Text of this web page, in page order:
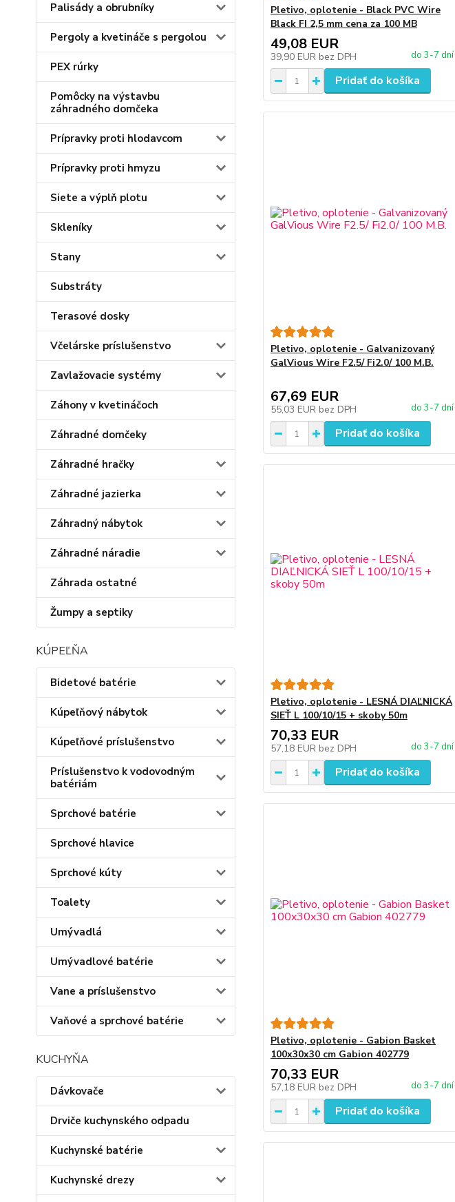
Palisády a obrubníky
Pergoly a kvetináče s pergolou
PEX rúrky
Pomôcky na výstavbu
záhradného domčeka
Prípravky proti hlodavcom
Prípravky proti hmyzu
Siete a výplň plotu
Skleníky
Stany
Substráty
Terasové dosky
Včelárske príslušenstvo
Zavlažovacie systémy
Záhony v kvetináčoch
Záhradné domčeky
Záhradné hračky
Záhradné jazierka
Záhradný nábytok
Záhradné náradie
Záhrada ostatné
Žumpy a septiky
KÚPEĽŇA
Bidetové batérie
Kúpeľňový nábytok
Kúpeľňové príslušenstvo
Príslušenstvo k vodovodným
batériám
Sprchové batérie
Sprchové hlavice
Sprchové kúty
Toalety
Umývadlá
Umývadlové batérie
Vane a príslušenstvo
Vaňové a sprchové batérie
KUCHYŇA
Dávkovače
Drviče kuchynského odpadu
Kuchynské batérie
Kuchynské drezy
Pletivo, oplotenie - Black PVC Wire
Black FI 2,5 mm cena za 100 MB
49,08 EUR
39,90 EUR bez DPH do 3-7 dní
Pridať do košíka
Pletivo, oplotenie - Galvanizovaný
GalVious Wire F2.5/ Fi2.0/ 100 M.B.
67,69 EUR
55,03 EUR bez DPH do 3-7 dní
Pridať do košíka
Pletivo, oplotenie - LESNÁ DIAĽNICKÁ
SIEŤ L 100/10/15 + skoby 50m
70,33 EUR
57,18 EUR bez DPH do 3-7 dní
Pridať do košíka
Pletivo, oplotenie - Gabion Basket
100x30x30 cm Gabion 402779
70,33 EUR
57,18 EUR bez DPH do 3-7 dní
Pridať do košíka